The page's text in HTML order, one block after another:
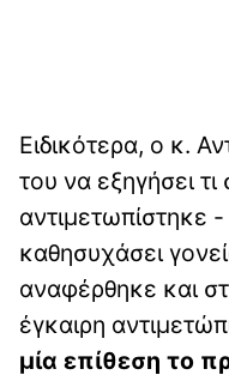
Ειδικότερα, ο κ.
του να εξηγήσει
αντιμετωπίστηκε
καθησυχάσει
αναφέρθηκε και
έγκαιρη
μία επίθεση το